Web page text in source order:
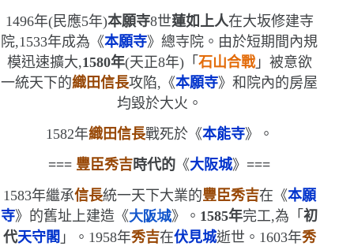
1496年(民應5年)本願寺8世蓮如上人在大坂修建寺
院,1533年成為《本願寺》總寺院。由於短期間內規
模迅速擴大,1580年(天正8年)「 石山合戰」被意欲
一統天下的織田信長攻陷,《本願寺》和院內的房屋
均毀於大火。
1582年織田信長戰死於《本能寺》。
=== 豐臣秀吉時代的 《大阪城》 ===
1583年繼承信長統一天下大業的豐臣秀吉在《本願
寺》的舊址上建造 《大阪城》 。 1585年完工,為「初
代天守閣 」。 1958年秀吉在伏見城逝世。 1603年秀